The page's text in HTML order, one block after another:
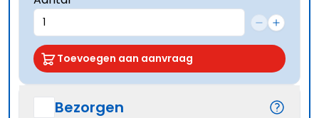
Toevoegen aan aanvraag
Bezorgen